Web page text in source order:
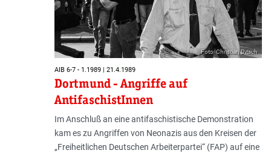
Foto: Christian Ditsch
AIB 6-7 - 1.1989 | 21.4.1989
Dortmund - Angriffe auf
AntifaschistInnen
Im Anschluß an eine antifaschistische Demonstration
kam es zu Angriffen von Neonazis aus den Kreisen der
„Freiheitlichen Deutschen Arbeiterpartei“ (FAP) auf eine